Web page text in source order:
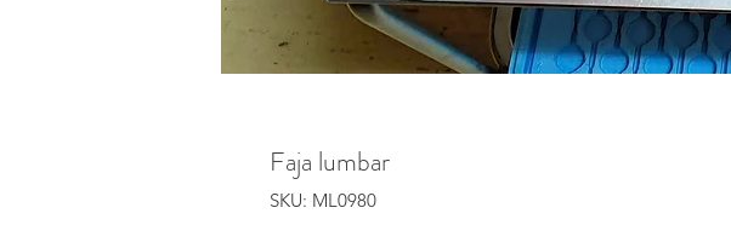
Faja lumbar
SKU: ML0980